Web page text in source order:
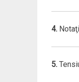
4.
5.